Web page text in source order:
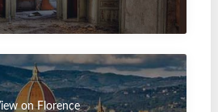
on Florence